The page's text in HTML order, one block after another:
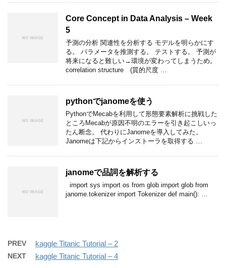
Core Concept in Data Analysis – Week
5
予測の分析 関連性を分析する モデルを明らかにす
る。 パラメータを推測する。 テストする。 予測が
将来になると難しい→環境が変わってしまうため。
correlation structure (質的尺度 …
pythonでjanomeを使う
PythonでMecabを利用して形態要素解析に挑戦した
ところMecabが原因不明のエラーを引き起こしいっ
たん断念。 代わりにJanomeを導入してみた。
Janomeは下記からインストーラを取得する …
janomeで品詞を解析する
import sys import os from glob import glob from
janome.tokenizer import Tokenizer def main(): …
PREV kaggle Titanic Tutorial – 2
NEXT kaggle Titanic Tutorial – 4